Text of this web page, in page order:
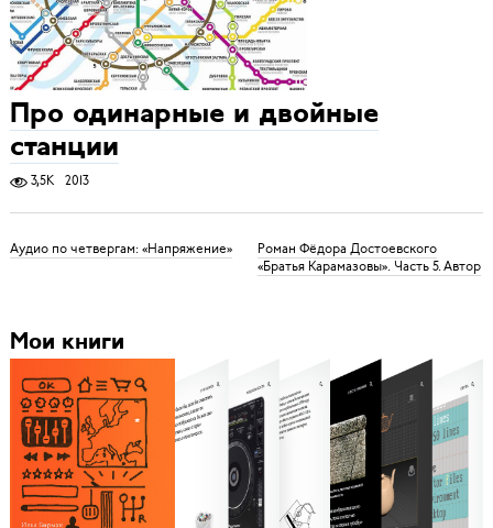
Про одинарные и двойные
станции
3,5K 2013
Аудио по четвергам: «Напряжение»
Роман Фёдора Достоевского
«Братья Карамазовы». Часть 5. Автор
Мои книги